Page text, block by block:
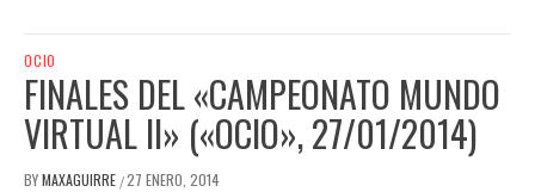
OCIO
FINALES DEL «CAMPEONATO MUNDO
VIRTUAL II» («OCIO», 27/01/2014)
BYMAXAGUIRRE /27 ENERO, 2014